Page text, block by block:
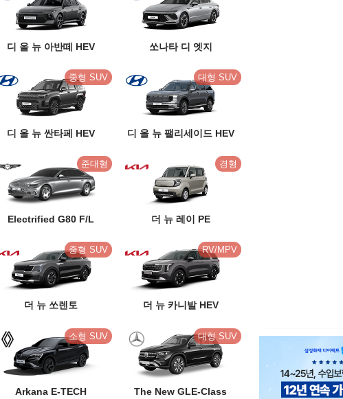
디 올 뉴 아반떼 HEV 쏘나타 디 엣지
중형 SUV
디 올 뉴 싼타페 HEV
대형 SUV
디 올 뉴 팰리세이드 HEV
준대형
Electrified G80 F/L
경형
더 뉴 레이 PE
중형 SUV
더 뉴 쏘렌토
RV/MPV
더 뉴 카니발 HEV
소형 SUV
Arkana E-TECH
대형 SUV
The New GLE-Class